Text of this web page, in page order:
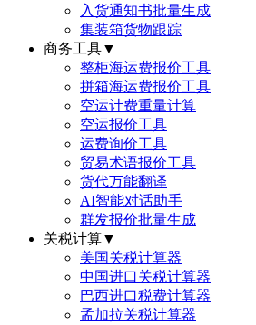
入货通知书批量生成
集装箱货物跟踪
商务工具▼
整柜海运费报价工具
拼箱海运费报价工具
空运计费重量计算
空运报价工具
运费询价工具
贸易术语报价工具
货代万能翻译
AI智能对话助手
群发报价批量生成
关税计算▼
美国关税计算器
中国进口关税计算器
巴西进口税费计算器
孟加拉关税计算器